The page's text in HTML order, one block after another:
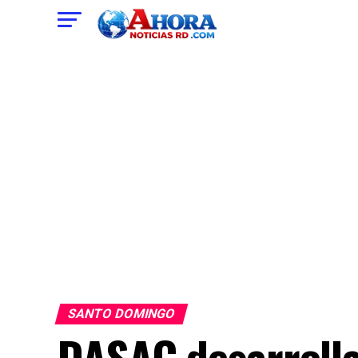
SANTO DOMINGO